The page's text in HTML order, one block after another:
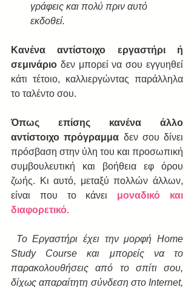
γράφεις και πολύ πριν αυτό
εκδοθεί.
Κανένα αντίστοιχο εργαστήρι ή
σεμινάριο δεν μπορεί να σου εγγυηθεί
κάτι τέτοιο, καλλιεργώντας παράλληλα
το ταλέντο σου.
Όπως επίσης κανένα άλλο
αντίστοιχο πρόγραμμα δεν σου δίνει
πρόσβαση στην ύλη του και προσωπική
συμβουλευτική και βοήθεια εφ όρου
ζωής. Κι αυτό, μεταξύ πολλών άλλων,
είναι που το κάνει μοναδικό και
διαφορετικό.
Το Εργαστήρι έχει την μορφή Home
Study Course και μπορείς να το
παρακολουθήσεις από το σπίτι σου,
δίχως απαραίτητη σύνδεση στο Internet,